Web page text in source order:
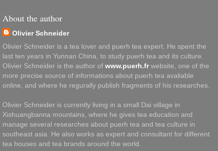
About the author
Olivier Schneider
Olivier Schneider is a tea lover and puerh tea expert. He spent the
last ten years in Yunnan China, to study puerh tea and its culture.
Olivier Schneider is the author of www.puerh.frwebsite, one of the
more precise source of informations about puerh tea avaliable
online, and where he regurally publish fragments of his researches.
Olivier Schneider is currently living in a small Dai village in
Xishuangbanna mountains, where he gives tea education and
manage several researches about puerh tea and tea culture in
southeast asia. He also works as expert and consultant for different
tea houses and tea brands around the world.